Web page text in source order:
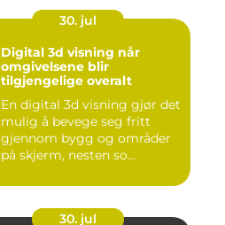
30. jul
Digital 3d visning når
omgivelsene blir
tilgjengelige overalt
En digital 3d visning gjør det
mulig å bevege seg fritt
gjennom bygg og områder
på skjerm, nesten so...
30. jul